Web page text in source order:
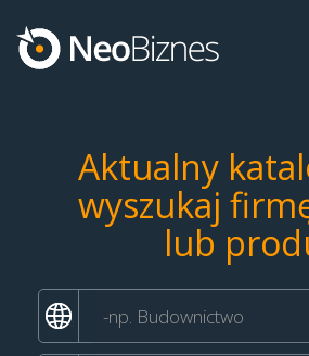
Aktualny
wyszukaj
lub